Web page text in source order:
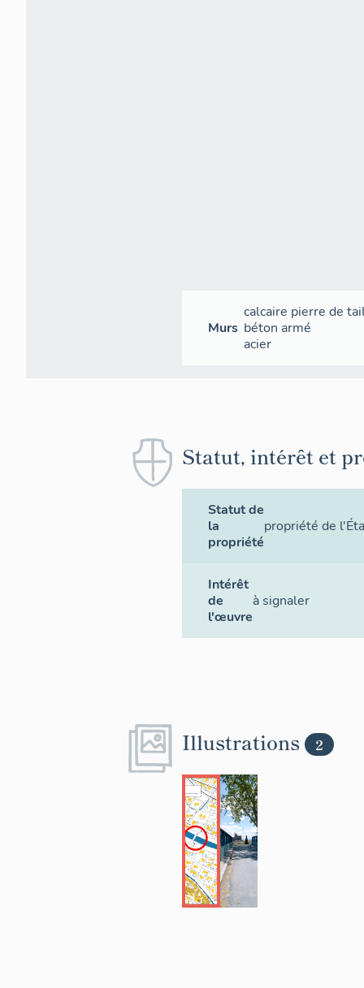
Murs
calcaire pierre de
béton armé
acier
Statut, intérêt et
Statut de
la
propriété
propriété de
Intérêt
de
l'œuvre
à signaler
Illustrations 2